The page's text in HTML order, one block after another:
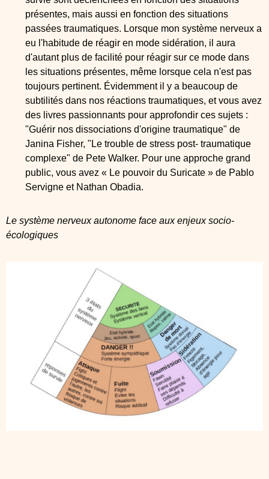
présentes, mais aussi en fonction des situations
passées traumatiques. Lorsque mon système nerveux a
eu l'habitude de réagir en mode sidération, il aura
d'autant plus de facilité pour réagir sur ce mode dans
les situations présentes, même lorsque cela n'est pas
toujours pertinent. Évidemment il y a beaucoup de
subtilités dans nos réactions traumatiques, et vous avez
des livres passionnants pour approfondir ces sujets :
"Guérir nos dissociations d'origine traumatique" de
Janina Fisher, "Le trouble de stress post- traumatique
complexe" de Pete Walker. Pour une approche grand
public, vous avez « Le pouvoir du Suricate » de Pablo
Servigne et Nathan Obadia.
Le système nerveux autonome face aux enjeux socio-
écologiques